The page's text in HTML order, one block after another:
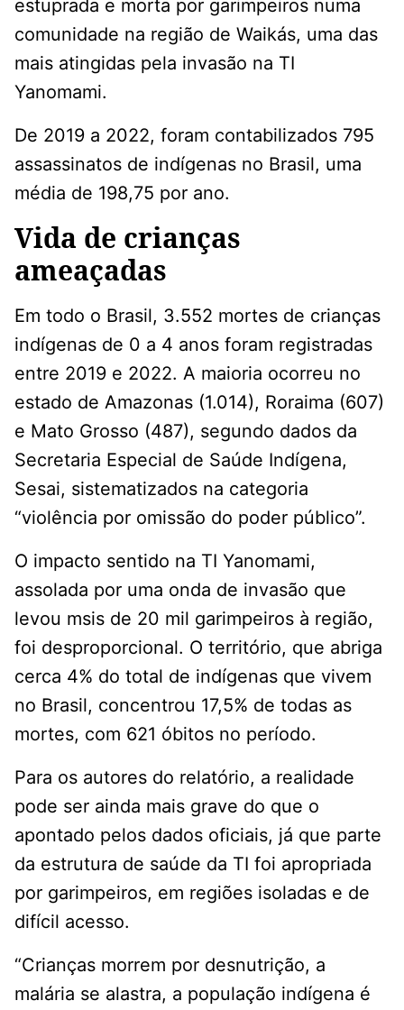
estuprada e morta por garimpeiros numa
comunidade na região de Waikás, uma das
mais atingidas pela invasão na TI
Yanomami.
De 2019 a 2022, foram contabilizados 795
assassinatos de indígenas no Brasil, uma
média de 198,75 por ano.
Vida de crianças
ameaçadas
Em todo o Brasil, 3.552 mortes de crianças
indígenas de 0 a 4 anos foram registradas
entre 2019 e 2022. A maioria ocorreu no
estado de Amazonas (1.014), Roraima (607)
e Mato Grosso (487), segundo dados da
Secretaria Especial de Saúde Indígena,
Sesai, sistematizados na categoria
“violência por omissão do poder público”.
O impacto sentido na TI Yanomami,
assolada por uma onda de invasão que
levou msis de 20 mil garimpeiros à região,
foi desproporcional. O território, que abriga
cerca 4% do total de indígenas que vivem
no Brasil, concentrou 17,5% de todas as
mortes, com 621 óbitos no período.
Para os autores do relatório, a realidade
pode ser ainda mais grave do que o
apontado pelos dados oficiais, já que parte
da estrutura de saúde da TI foi apropriada
por garimpeiros, em regiões isoladas e de
difícil acesso.
“Crianças morrem por desnutrição, a
malária se alastra, a população indígena é